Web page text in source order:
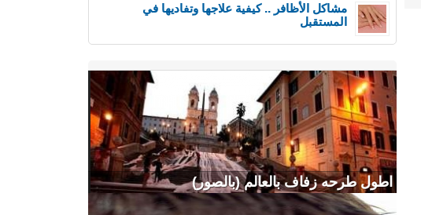
مشاكل الأظافر .. كيفية علاجها وتفاديها في
المستقبل
اطول طرحه زفاف بالعالم (بالصور)